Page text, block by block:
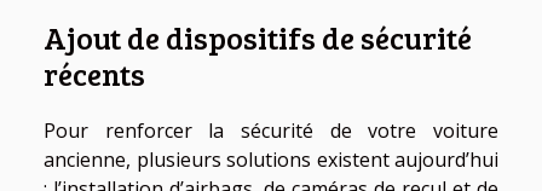
Ajout de dispositifs de sécurité
récents
Pour renforcer la sécurité de votre voiture
ancienne, plusieurs solutions existent aujourd’hui